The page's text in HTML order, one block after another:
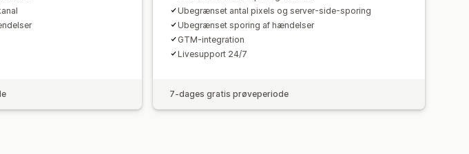
Ubegrænset antal pixels og server-side-sporing
Ubegrænset sporing af hændelser
GTM-integration
Livesupport 24/7
7-dages gratis prøveperiode